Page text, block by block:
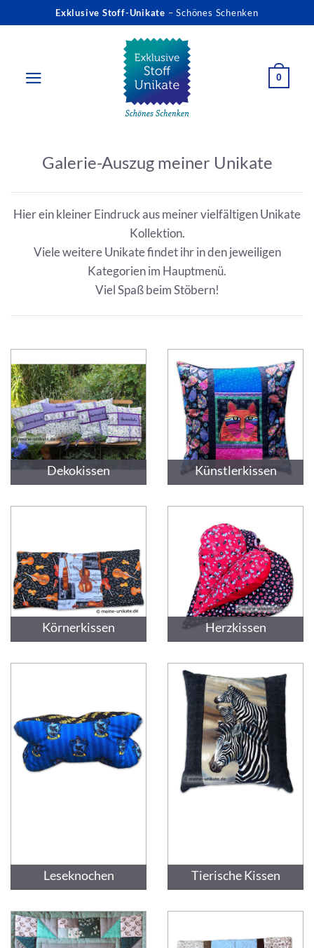
Inhalt
Exklusive Stoff-Unikate – Schönes Schenken
0
Galerie-Auszug meiner Unikate
Hier ein kleiner Eindruck aus meiner vielfältigen Unikate
Kollektion.
Viele weitere Unikate findet ihr in den jeweiligen
Kategorien im Hauptmenü.
Viel Spaß beim Stöbern!
Dekokissen Künstlerkissen
Körnerkissen Herzkissen
Leseknochen Tierische Kissen